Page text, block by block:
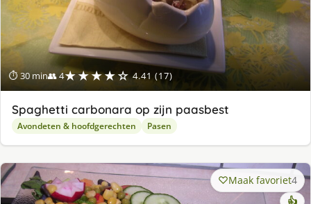
⏱ 30 min👥 4★★★★☆ 4.41 (17)
Spaghetti carbonara op zijn paasbest
Avondeten & hoofdgerechten Pasen
Maak favoriet4
👍